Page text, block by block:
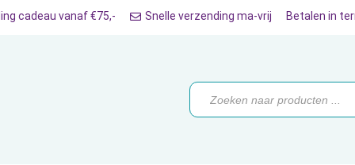
Koopjes Onze merken
cadeau vanaf €75,- Snelle verzending ma-vrij Betalen in
Producten
zoeken